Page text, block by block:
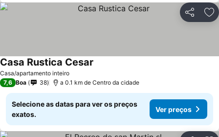
Partilhar
Casa/apartamento inteiro
Casa Rustica Cesar
7,6 Boa 38 a 0.1 km de Centro da cidade
Selecione as datas para ver os preços
exatos.
Ver preços